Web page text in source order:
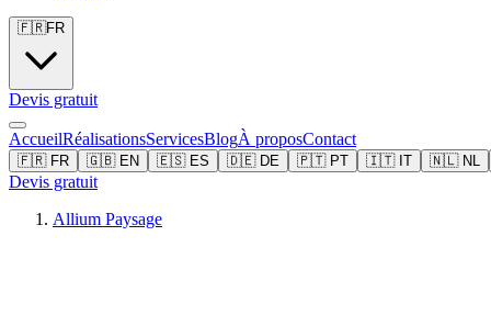
🇫🇷FR
Devis gratuit
AccueilRéalisationsServicesBlogÀ proposContact
🇫🇷 FR 🇬🇧 EN 🇪🇸 ES 🇩🇪 DE 🇵🇹 PT 🇮🇹 IT 🇳🇱 NL
Devis gratuit
Allium Paysage